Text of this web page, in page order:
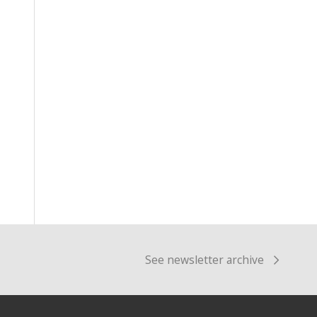
See newsletter archive